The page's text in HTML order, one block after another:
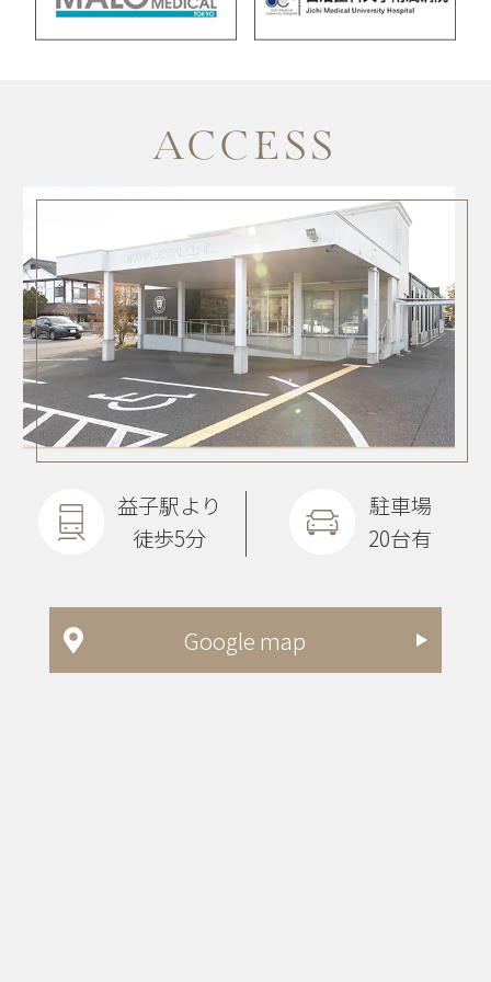
Google map
ACCESS
益子駅より
徒歩5分
駐車場
20台有